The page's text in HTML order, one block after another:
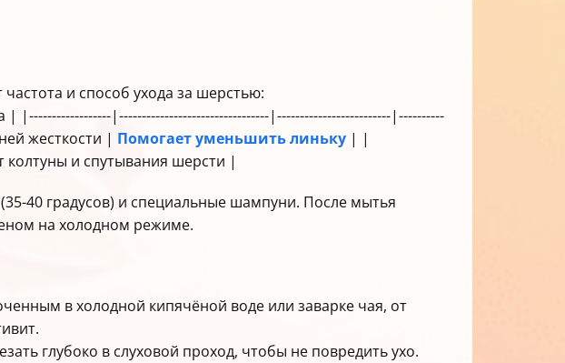
и способ ухода за шерстью:
|---------------------------------|-------------------------|----------
жесткости | Помогает уменьшить линьку | |
и спутывания шерсти |
40 градусов) и специальные шампуни. После мытья
на холодном режиме.
в холодной кипячёной воде или заварке чая, от
глубоко в слуховой проход, чтобы не повредить ухо.